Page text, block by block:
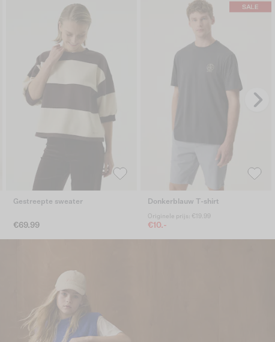
Gestreepte sweater
€69.99
Donkerblauw T-shirt
Originele prijs: €19.99
€10.-